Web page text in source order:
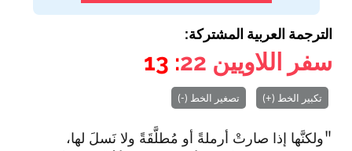
الترجمة العربية المشتركة:
سفر اللاويين 22
: 13
تكبير الخط (+) تصغير الخط (-)
"ولكنَّها إذا صارتْ أرملةً أو مُطلَّقَةً ولا نَسلَ لها،